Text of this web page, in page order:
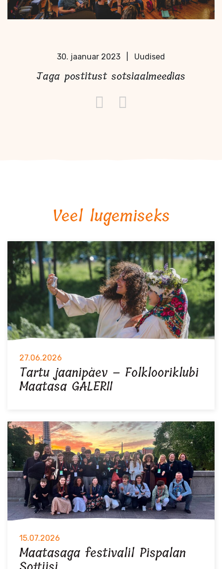
30. jaanuar 2023 Uudised
Jaga postitust sotsiaalmeedias
Veel lugemiseks
27.06.2026
Tartu jaanipäev – Folklooriklubi
Maatasa GALERII
15.07.2026
Maatasaga festivalil Pispalan